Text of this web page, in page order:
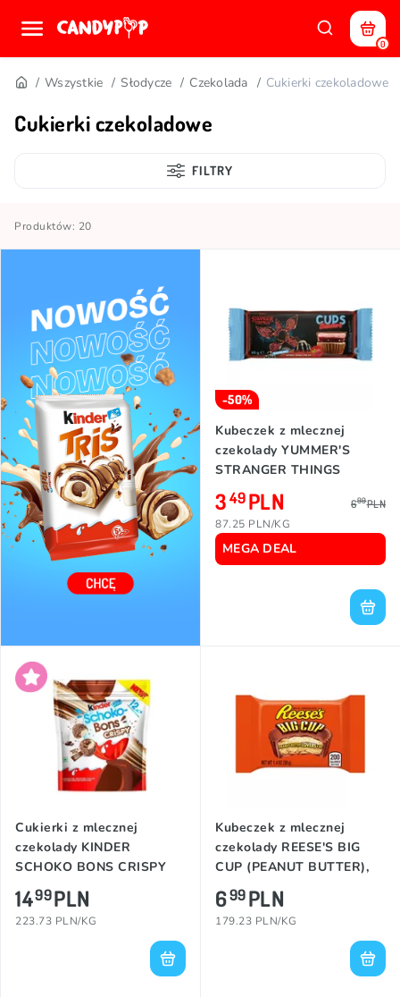
0
Wszystkie Słodycze Czekolada Cukierki czekoladowe
Cukierki czekoladowe
FILTRY
Produktów: 20
-50%
MEGA DEAL
Kubeczek z mlecznej
czekolady YUMMER'S
STRANGER THINGS
(RASPBERRY/PEANUT
CREAM), 40g
349PLN 699PLN
87.25 PLN/KG
Cukierki z mlecznej
czekolady KINDER
SCHOKO BONS CRISPY
(MILKY & COCOA), 67g
1499PLN
223.73 PLN/KG
Kubeczek z mlecznej
czekolady REESE'S BIG
CUP (PEANUT BUTTER),
39g
699PLN
179.23 PLN/KG